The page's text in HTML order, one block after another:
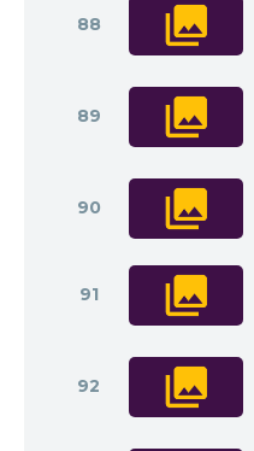
88
89
90
91
92